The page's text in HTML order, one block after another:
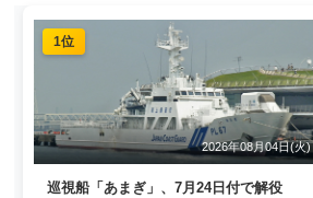
1位
2026年08月04日(火)
巡視船「あまぎ」、7月24日付で解役